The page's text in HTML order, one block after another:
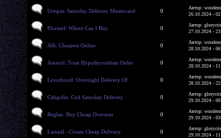
Urispas: Saturday Delivery Mastercard 0
Автор:
26.10.2024 -
Florinef: Where Can I Buy 0
Автор:
27.10.2024 -
Alli: Cheapest Online 0
Автор:
28.10.2024 -
Amaryl: Treat Hypothyroidism Order 0
Автор:
28.10.2024 -
Levothroid: Overnight Delivery Of 0
Автор:
28.10.2024 -
Cabgolin: Cod Saturday Delivery 0
Автор:
29.10.2024 -
Reglan: Buy Cheap Overseas 0
Автор:
29.10.2024 -
Lamisil: -Cream Cheap Delivery 0
Автор:
29.10.2024 -